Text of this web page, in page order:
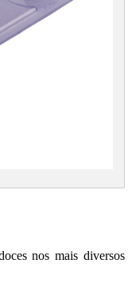
nos mais diversos